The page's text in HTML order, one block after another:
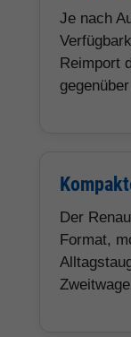
Je nach
Reimport
Der
Format,